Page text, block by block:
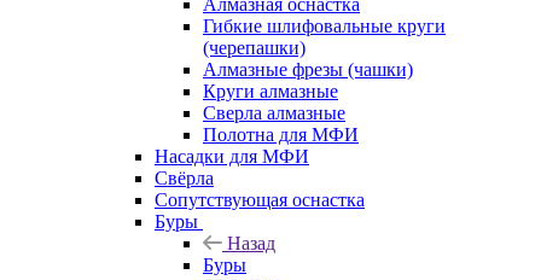
Алмазная оснастка
Гибкие шлифовальные круги
(черепашки)
Алмазные фрезы (чашки)
Круги алмазные
Сверла алмазные
Полотна для МФИ
Насадки для МФИ
Свёрла
Сопутствующая оснастка
Буры
Назад
Буры